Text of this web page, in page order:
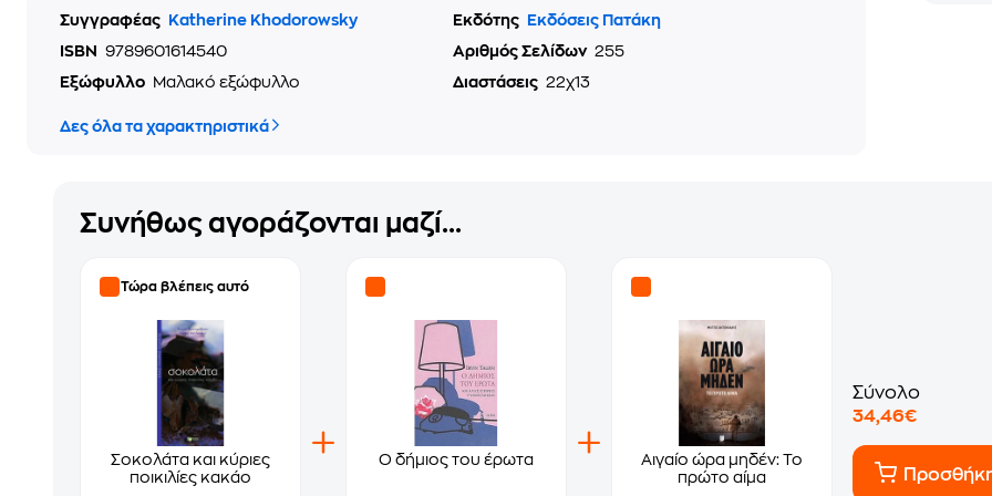
Συγγραφέας Katherine Khodorowsky Εκδότης
Εκδόσεις Πατάκη
ISBN
9789601614540 Αριθμός Σελίδων 255
Εξώφυλλο
Μαλακό εξώφυλλο Διαστάσεις 22χ13
Δες όλα τα χαρακτηριστικά
Συνήθως αγοράζονται μαζί...
Τώρα βλέπεις αυτό
Σοκολάτα και κύριες
ποικιλίες κακάο
Ο δήμιος του έρωτα
Αιγαίο ώρα μηδέν: Το
πρώτο αίμα
Σύνολο
34,46€